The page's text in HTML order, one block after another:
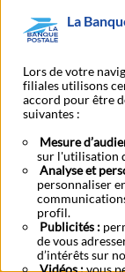
un compte
bancaire
Les solutions
Comment
Découvrez les
aides pour créer
bien démarrer
La
Lors de votre
filiales utilisons
accord pour être
suivantes :
Mesure
sur l'utilisation
Analyse et
personnaliser
profil.
Publicités :
de vous
d’intérêts sur
Vidéos :vous